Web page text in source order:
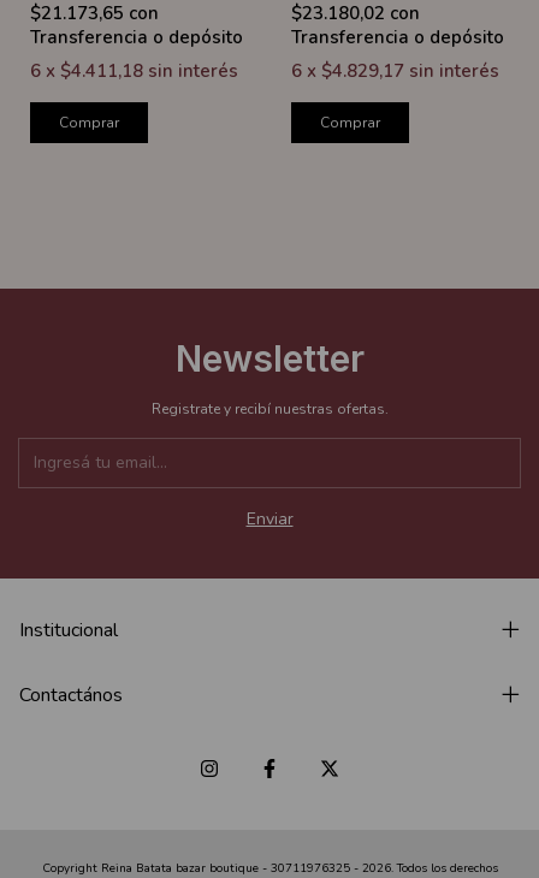
$21.173,65 con
Transferencia o depósito
6 x $4.411,18 sin interés
Comprar
$23.180,02 con
Transferencia o depósito
6 x $4.829,17 sin interés
Comprar
Newsletter
Registrate y recibí nuestras ofertas.
Institucional
Contactános
Copyright Reina Batata bazar boutique - 30711976325 - 2026. Todos los derechos